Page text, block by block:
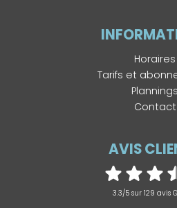
Horaires
Tarifs et
Plannings
Contact
AVIS
3.3/5 sur 129 avis